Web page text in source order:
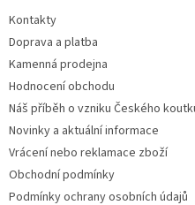
Kontakty
Doprava a platba
Kamenná prodejna
Hodnocení obchodu
Náš příběh o vzniku Českého
Novinky a aktuální informace
Vrácení nebo reklamace zboží
Obchodní podmínky
Podmínky ochrany osobních údajů